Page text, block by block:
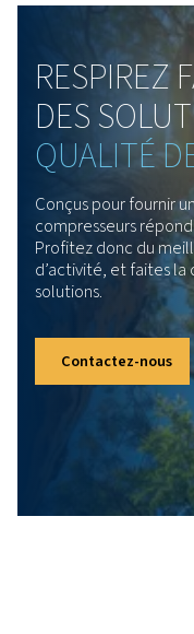
cette unité
votre espace
quotidien, tout
s’intégrer
stress des
Et si
qui
multi-